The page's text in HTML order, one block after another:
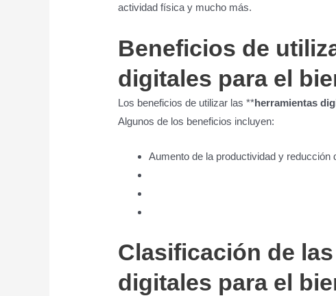
actividad física y mucho más.
Beneficios de
digitales para el
Los beneficios de utilizar las **herramientas
Algunos de los beneficios incluyen:
Aumento de la productividad y reducción
Clasificación de
digitales para el